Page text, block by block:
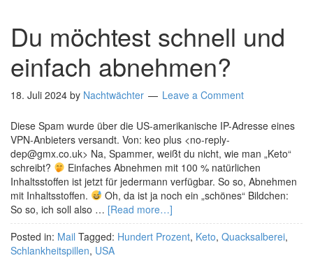
Du möchtest schnell und
einfach abnehmen?
18. Juli 2024 by Nachtwächter Leave a Comment
Diese Spam wurde über die US-amerikanische IP-Adresse eines
VPN-Anbieters versandt. Von: keo plus <no-reply-
dep@gmx.co.uk> Na, Spammer, weißt du nicht, wie man „Keto“
schreibt?
Einfaches Abnehmen mit 100 % natürlichen
Inhaltsstoffen ist jetzt für jedermann verfügbar. So so, Abnehmen
mit Inhaltsstoffen.
Oh, da ist ja noch ein „schönes“ Bildchen:
So so, ich soll also … [Read more…]
Posted in: Mail Tagged: Hundert Prozent, Keto, Quacksalberei,
Schlankheitspillen, USA